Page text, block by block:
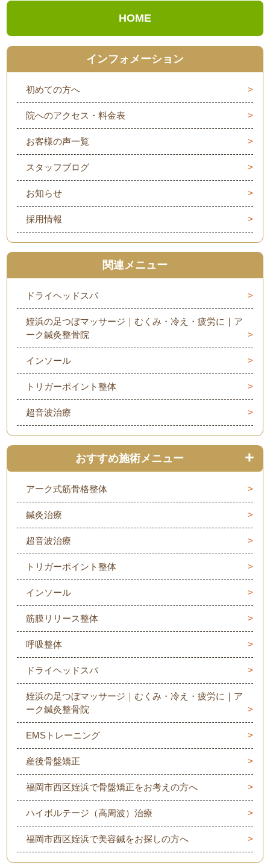
HOME
インフォメーション
初めての方へ
院へのアクセス・料金表
お客様の声一覧
スタッフブログ
お知らせ
採用情報
関連メニュー
ドライヘッドスパ
姪浜の足つぼマッサージ｜むくみ・冷え・疲労に｜ア
ーク鍼灸整骨院
インソール
トリガーポイント整体
超音波治療
おすすめ施術メニュー
アーク式筋骨格整体
鍼灸治療
超音波治療
トリガーポイント整体
インソール
筋膜リリース整体
呼吸整体
ドライヘッドスパ
姪浜の足つぼマッサージ｜むくみ・冷え・疲労に｜ア
ーク鍼灸整骨院
EMSトレーニング
産後骨盤矯正
福岡市西区姪浜で骨盤矯正をお考えの方へ
ハイボルテージ（高周波）治療
福岡市西区姪浜で美容鍼をお探しの方へ